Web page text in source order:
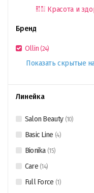
Красота и
Бренд
Ollin(24)
Показать скрытые
Линейка
Salon Beauty (10)
Basic Line (4)
Bionika (15)
Care (14)
Full Force (1 )